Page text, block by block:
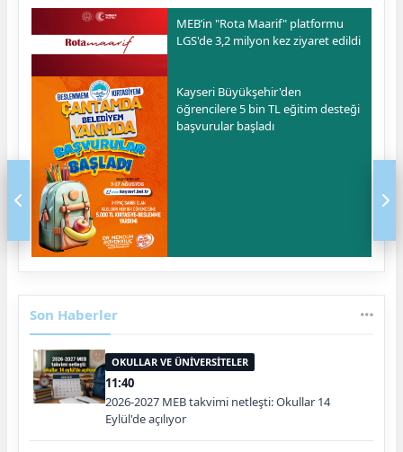
MEB’in "Rota Maarif" platformu
LGS'de 3,2 milyon kez ziyaret edildi
Kayseri Büyükşehir'den
öğrencilere 5 bin TL eğitim desteği
başvurular başladı
Son Haberler
OKULLAR VE ÜNİVERSİTELER
11:40
2026-2027 MEB takvimi netleşti: Okullar 14
Eylül'de açılıyor